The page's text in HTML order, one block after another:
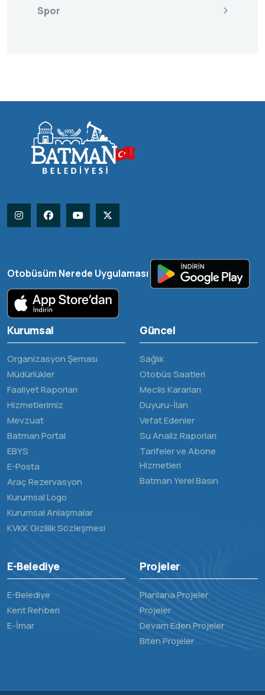
Spor
Otobüsüm Nerede Uygulaması
Kurumsal
Organizasyon Şeması
Müdürlükler
Faaliyet Raporları
Hizmetlerimiz
Mevzuat
Batman Portal
EBYS
E-Posta
Araç Rezervasyon
Kurumsal Logo
Kurumsal Anlaşmalar
KVKK Gizlilik Sözleşmesi
Güncel
Sağlık
Otobüs Saatleri
Meclis Kararları
Duyuru-İlan
Vefat Edenler
Su Analiz Raporları
Tarifeler ve Abone
Hizmetleri
Batman Yerel Basın
E-Belediye
E-Belediye
Kent Rehberi
E-İmar
Projeler
Planlana Projeler
Projeler
Devam Eden Projeler
Biten Projeler